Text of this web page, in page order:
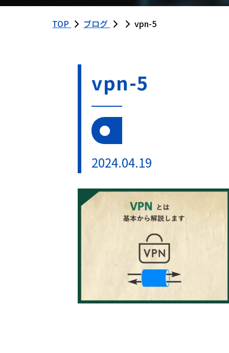
TOP ブログ vpn-5
vpn-5
2024.04.19